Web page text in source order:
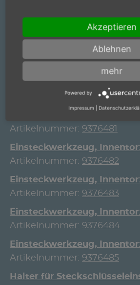
Artikelnummer:9376134
Einsteckwerkzeug,
Schrauben (DIN 7426)
Artikelnummer:9376135
Einsteckwerkzeug,
Artikelnummer:9376480
Artikelnummer: 9376481
Einsteckwerkzeug,
Artikelnummer: 9376482
Einsteckwerkzeug,
Artikelnummer: 9376483
Einsteckwerkzeug,
Artikelnummer: 9376484
Einsteckwerkzeug,
Artikelnummer: 9376485
Halter für
Akzeptieren
Ablehnen
mehr
Powered by
Impressum